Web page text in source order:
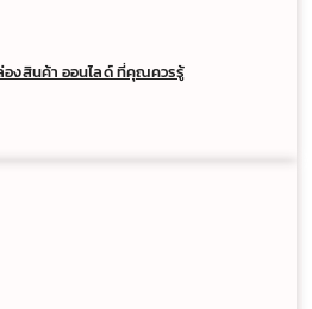
งสินค้า ออนไลด์ ที่คุณควรรู้